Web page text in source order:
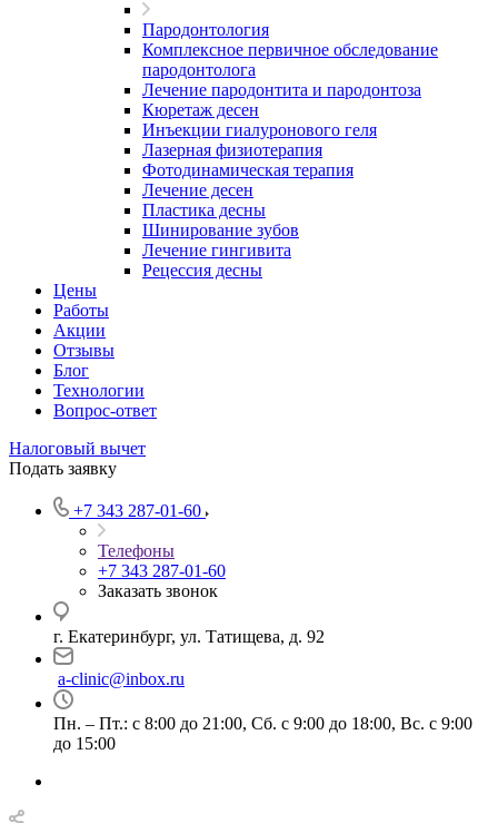
Пародонтология
Комплексное первичное обследование
пародонтолога
Лечение пародонтита и пародонтоза
Кюретаж десен
Инъекции гиалуронового геля
Лазерная физиотерапия
Фотодинамическая терапия
Лечение десен
Пластика десны
Шинирование зубов
Лечение гингивита
Рецессия десны
Цены
Работы
Акции
Отзывы
Блог
Технологии
Вопрос-ответ
Налоговый вычет
Подать заявку
+7 343 287-01-60
Телефоны
+7 343 287-01-60
Заказать звонок
г. Екатеринбург, ул. Татищева, д. 92
a-clinic@inbox.ru
Пн. – Пт.: с 8:00 до 21:00, Сб. с 9:00 до 18:00, Вс. с 9:00
до 15:00